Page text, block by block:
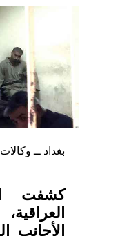
بغداد ــ وكالات
كشفت
الأجانب